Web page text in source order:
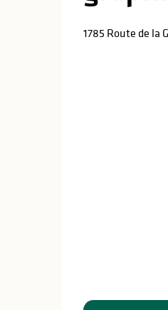
1785 Route de la